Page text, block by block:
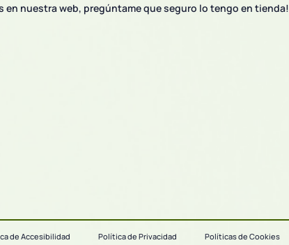
en nuestra web, pregúntame que seguro lo tengo en tienda!
de Accesibilidad Política de Privacidad Políticas de Cookies